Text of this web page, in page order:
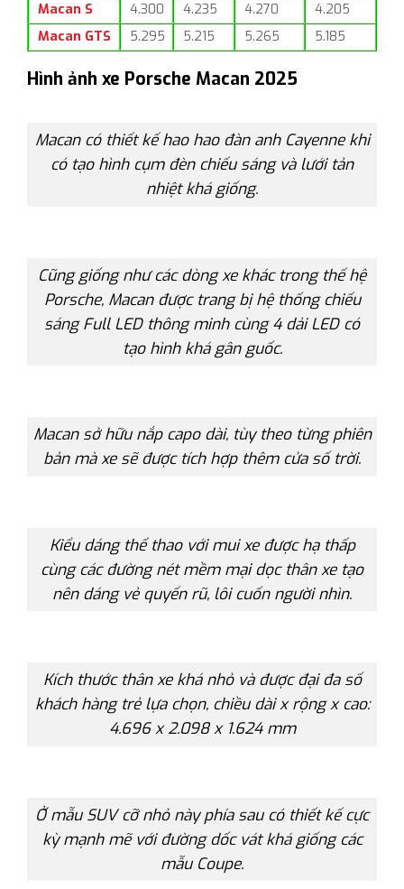
Macan S
4.300 4.235 4.270
4.205
Macan GTS
5.295 5.215 5.265 5.185
Hình ảnh xe Porsche Macan 2025
Macan có thiết kế hao hao đàn anh Cayenne khi
có tạo hình cụm đèn chiếu sáng và lưới tản
nhiệt khá giống.
Cũng giống như các dòng xe khác trong thế hệ
Porsche, Macan được trang bị hệ thống chiếu
sáng Full LED thông minh cùng 4 dải LED có
tạo hình khá gân guốc.
Macan sở hữu nắp capo dài, tùy theo từng phiên
bản mà xe sẽ được tích hợp thêm cửa số trời.
Kiểu dáng thế thao với mui xe được hạ thấp
cùng các đường nét mềm mại dọc thân xe tạo
nên dáng vẻ quyến rũ, lôi cuốn người nhìn.
Kích thước thân xe khá nhỏ và được đại đa số
khách hàng trẻ lựa chọn, chiều dài x rộng x cao:
4.696 x 2.098 x 1.624 mm
Ở mẫu SUV cỡ nhỏ này phía sau có thiết kế cực
kỳ mạnh mẽ với đường dốc vát khá giống các
mẫu Coupe.